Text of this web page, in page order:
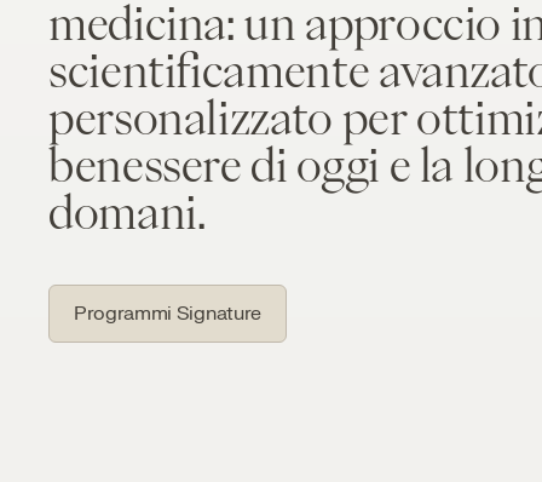
medicina: un approccio
scientificamente
personalizzato per
benessere di oggi e la
domani.
Programmi Signature